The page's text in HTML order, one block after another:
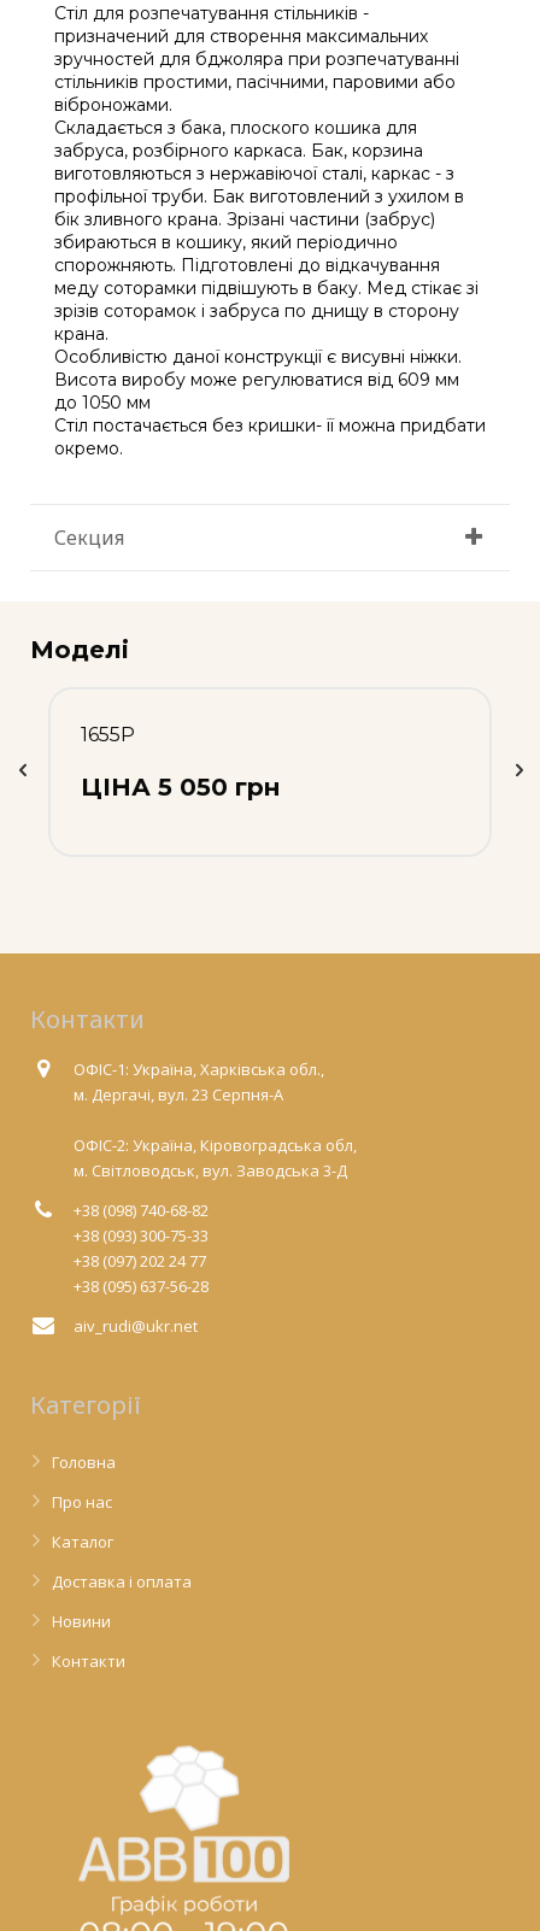
Стіл для розпечатування стільників -
призначений для створення максимальних
зручностей для бджоляра при розпечатуванні
стільників простими, пасічними, паровими або
віброножами.
Складається з бака, плоского кошика для
забруса, розбірного каркаса. Бак, корзина
виготовляються з нержавіючої сталі, каркас - з
профільної труби. Бак виготовлений з ухилом в
бік зливного крана. Зрізані частини (забрус)
збираються в кошику, який періодично
спорожняють. Підготовлені до відкачування
меду соторамки підвішують в баку. Мед стікає зі
зрізів соторамок і забруса по днищу в сторону
крана.
Особливістю даної конструкції є висувні ніжки.
Висота виробу може регулюватися від 609 мм
до 1050 мм
Стіл постачається без кришки- її можна придбати
окремо.
Секция
Моделі
1655Р
ЦІНА 5 050 грн
Контакти
ОФІС-1: Україна, Харківська обл.,
м. Дергачі, вул. 23 Серпня-А
ОФІС-2: Україна, Кіровоградська обл,
м. Світловодськ, вул. Заводська 3-Д
+38 (098) 740-68-82
+38 (093) 300-75-33
+38 (097) 202 24 77
+38 (095) 637-56-28
aiv_rudi@ukr.net
Категорії
Головна
Про нас
Каталог
Доставка і оплата
Новини
Контакти